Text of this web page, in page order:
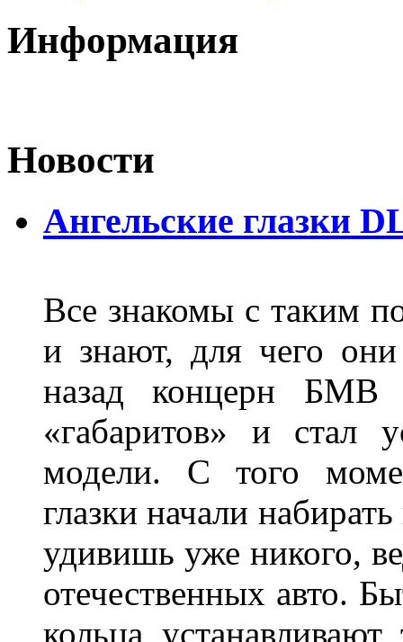
Информация
Новости
Ангельские глазки
Все знакомы с таким
и знают, для чего
назад концерн БМВ
«габаритов» и стал
модели. С того
глазки начали
удивишь уже никого,
отечественных авто.
кольца